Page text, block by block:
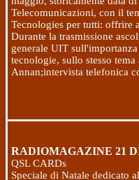
Telecomunicazioni, con il
Tecnologies per tutti: offrire
Durante la trasmissione
generale UIT
tecnologie, sullo stesso
Annan;intervista telefonica
RADIOMAGAZINE 21
QSL CARDs
Speciale di Natale dedicato